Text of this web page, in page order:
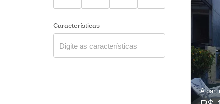
Características
A